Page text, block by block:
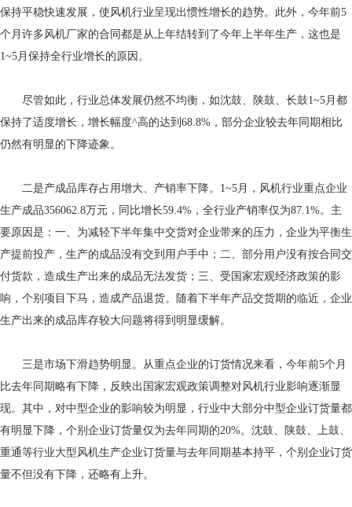
保持平稳快速发展，使风机行业呈现出惯性增长的趋势。此外，今年前5
个月许多风机厂家的合同都是从上年结转到了今年上半年生产，这也是
1~5月保持全行业增长的原因。
尽管如此，行业总体发展仍然不均衡，如沈鼓、陕鼓、长鼓1~5月都
保持了适度增长，增长幅度^高的达到68.8%，部分企业较去年同期相比
仍然有明显的下降迹象。
二是产成品库存占用增大、产销率下降。1~5月，风机行业重点企业
生产成品356062.8万元，同比增长59.4%，全行业产销率仅为87.1%。主
要原因是：一、为减轻下半年集中交货对企业带来的压力，企业为平衡生
产提前投产，生产的成品没有交到用户手中；二、部分用户没有按合同交
付货款，造成生产出来的成品无法发货；三、受国家宏观经济政策的影
响，个别项目下马，造成产品退货。随着下半年产品交货期的临近，企业
生产出来的成品库存较大问题将得到明显缓解。
三是市场下滑趋势明显。从重点企业的订货情况来看，今年前5个月
比去年同期略有下降，反映出国家宏观政策调整对风机行业影响逐渐显
现。其中，对中型企业的影响较为明显，行业中大部分中型企业订货量都
有明显下降，个别企业订货量仅为去年同期的20%。沈鼓、陕鼓、上鼓、
重通等行业大型风机生产企业订货量与去年同期基本持平，个别企业订货
量不但没有下降，还略有上升。